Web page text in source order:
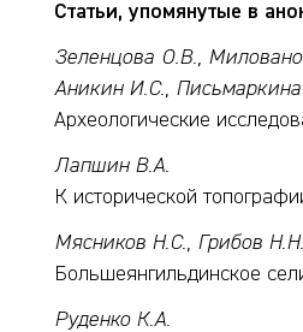
Статьи, упомянутые в
Зеленцова О.В.,
Аникин И.С.,
Археологические
Лапшин В.А.
К исторической
Мясников Н.С., Грибов Н.Н.
Большеянгильдинское
Руденко К.А.